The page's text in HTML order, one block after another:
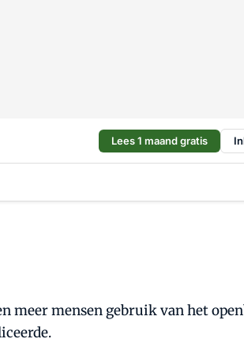
Lees 1 maand gratis
meer mensen gebruik van het